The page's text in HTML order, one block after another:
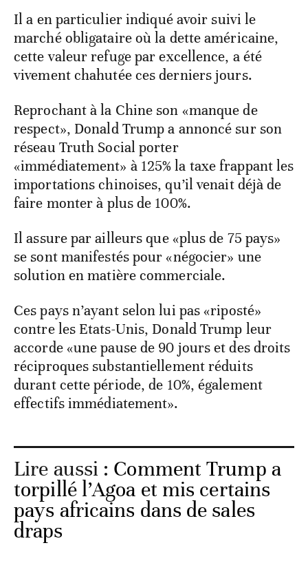
Il a en particulier indiqué avoir suivi le
marché obligataire où la dette américaine,
cette valeur refuge par excellence, a été
vivement chahutée ces derniers jours.
Reprochant à la Chine son «manque de
respect», Donald Trump a annoncé sur son
réseau Truth Social porter
«immédiatement» à 125% la taxe frappant les
importations chinoises, qu’il venait déjà de
faire monter à plus de 100%.
Il assure par ailleurs que «plus de 75 pays»
se sont manifestés pour «négocier» une
solution en matière commerciale.
Ces pays n’ayant selon lui pas «riposté»
contre les Etats-Unis, Donald Trump leur
accorde «une pause de 90 jours et des droits
réciproques substantiellement réduits
durant cette période, de 10%, également
effectifs immédiatement».
Lire aussi : Comment Trump a
torpillé l’Agoa et mis certains
pays africains dans de sales
draps